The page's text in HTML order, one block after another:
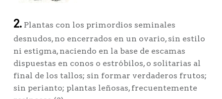
2.Plantas con los primordios seminales
desnudos, no encerrados en un ovario, sin estilo
ni estigma, naciendo en la base de escamas
dispuestas en conos o estróbilos, o solitarias al
final de los tallos; sin formar verdaderos frutos;
sin perianto; plantas leñosas, frecuentemente